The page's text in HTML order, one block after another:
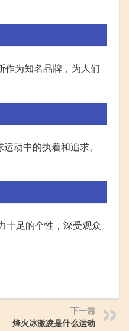
作为知名品牌，为人们
动中的执着和追求。
十足的个性，深受观众
下一篇
烽火冰激凌是什么运动